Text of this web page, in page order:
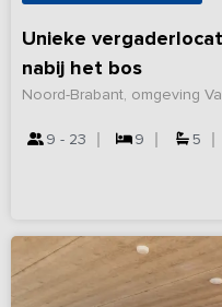
Unieke
nabij het bos
Noord-Brabant, omgeving
9 - 23 9 5